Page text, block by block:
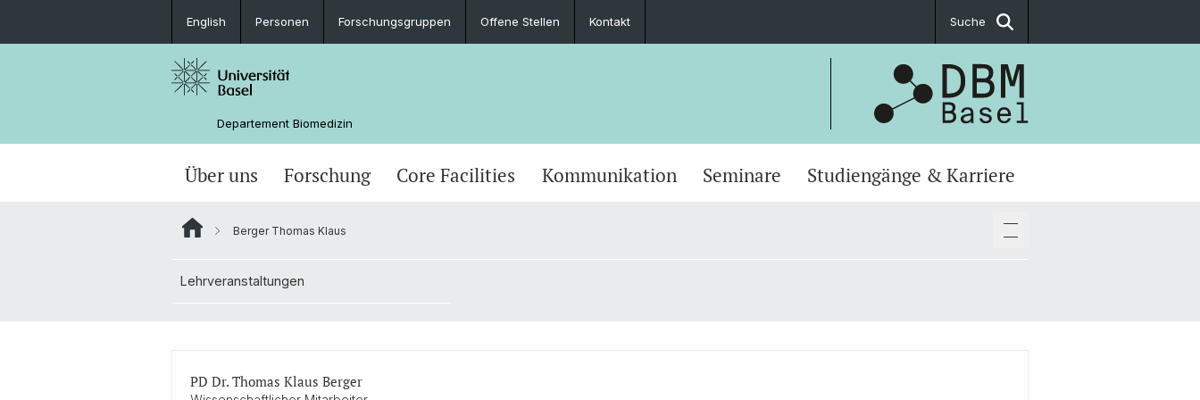
English Personen Forschungsgruppen Offene Stellen Kontakt Suche
Departement Biomedizin
Über uns Forschung Core Facilities Kommunikation Seminare Studiengänge & Karriere
Berger Thomas Klaus
Lehrveranstaltungen
PD Dr. Thomas Klaus Berger